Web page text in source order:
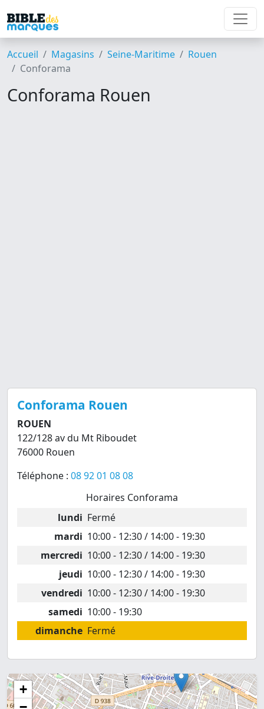
Accueil Magasins Seine-Maritime
Rouen
Conforama
Conforama Rouen
Conforama Rouen
ROUEN
122/128 av du Mt Riboudet
76000 Rouen
Téléphone : 08 92 01 08 08
Horaires Conforama
lundi Fermé
mardi 10:00 - 12:30 / 14:00 - 19:30
mercredi 10:00 - 12:30 / 14:00 - 19:30
jeudi 10:00 - 12:30 / 14:00 - 19:30
vendredi 10:00 - 12:30 / 14:00 - 19:30
samedi 10:00 - 19:30
dimanche Fermé
+